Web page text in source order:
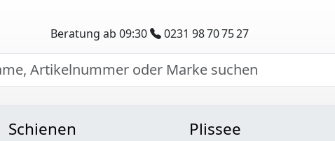
Beratung ab 09:30 0231 98 70 75 27
Schienen Plissee